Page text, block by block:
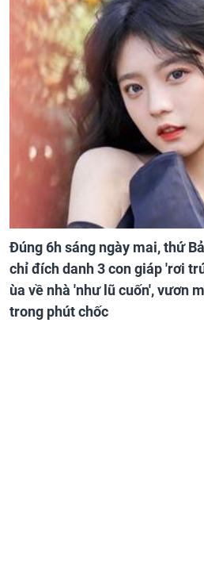
Đúng 6h sáng ngày mai, thứ
chỉ đích danh 3 con giáp 'rơi
ùa về nhà 'như lũ cuốn', vươn
trong phút chốc